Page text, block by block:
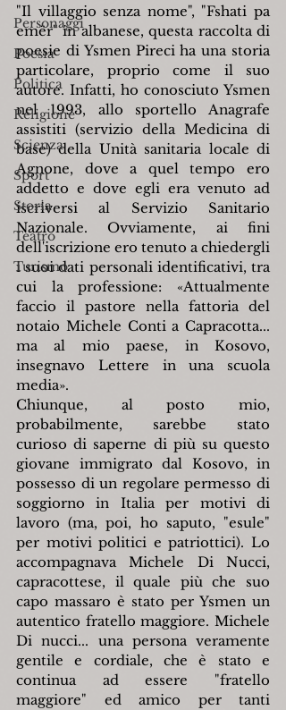
Personaggi
Poesia
Politica
Religione
Scienza
Sport
Storia
Teatro
Turismo
"Il villaggio senza nome", "Fshati pa
emër" in albanese, questa raccolta di
poesie di Ysmen Pireci ha una storia
particolare, proprio come il suo
autore. Infatti, ho conosciuto Ysmen
nel 1993, allo sportello Anagrafe
assistiti (servizio della Medicina di
base) della Unità sanitaria locale di
Agnone, dove a quel tempo ero
addetto e dove egli era venuto ad
iscriversi al Servizio Sanitario
Nazionale. Ovviamente, ai fini
dell'iscrizione ero tenuto a chiedergli
i suoi dati personali identificativi, tra
cui la professione: «Attualmente
faccio il pastore nella fattoria del
notaio Michele Conti a Capracotta...
ma al mio paese, in Kosovo,
insegnavo Lettere in una scuola
media».
Chiunque, al posto mio,
probabilmente, sarebbe stato
curioso di saperne di più su questo
giovane immigrato dal Kosovo, in
possesso di un regolare permesso di
soggiorno in Italia per motivi di
lavoro (ma, poi, ho saputo, "esule"
per motivi politici e patriottici). Lo
accompagnava Michele Di Nucci,
capracottese, il quale più che suo
capo massaro è stato per Ysmen un
autentico fratello maggiore. Michele
Di nucci... una persona veramente
gentile e cordiale, che è stato e
continua ad essere "fratello
maggiore" ed amico per tanti